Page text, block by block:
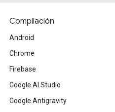
Compilación
Android
Chrome
Firebase
Google AI Studio
Google Antigravity